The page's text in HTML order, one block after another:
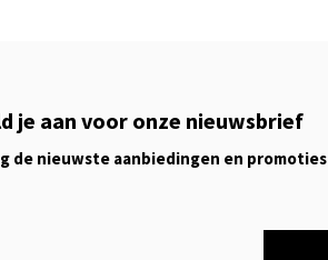
je aan voor onze nieuwsbrief
de nieuwste aanbiedingen en promoties